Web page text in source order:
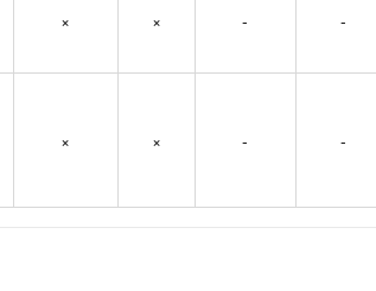
× × - -
× × - -